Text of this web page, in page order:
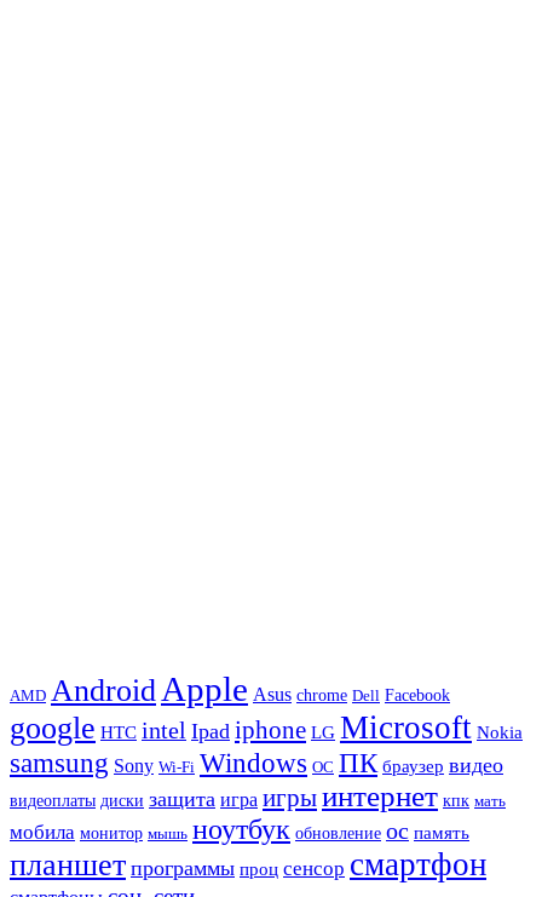
AMD Android Apple Asus chrome Dell Facebook
google HTC intel Ipad iphone LG Microsoft Nokia
samsung Sony Wi-Fi Windows ОС ПК браузер видео
видеоплаты диски защита игра игрыинтернет кпк мать
мобила монитор мышь ноутбук обновление ос память
планшет программы проц сенсор смартфон